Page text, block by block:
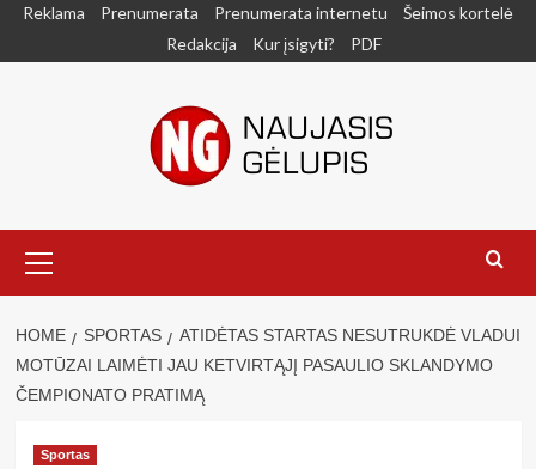
SkipReklama Prenumerata Prenumerata internetu
Šeimos kortelė
Redakcija
Kur įsigyti? PDF
Menu
HOME SPORTAS
ATIDĖTAS STARTAS NESUTRUKDĖ VLADUI
MOTŪZAI LAIMĖTI JAU KETVIRTĄJĮ PASAULIO SKLANDYMO
ČEMPIONATO PRATIMĄ
Sportas